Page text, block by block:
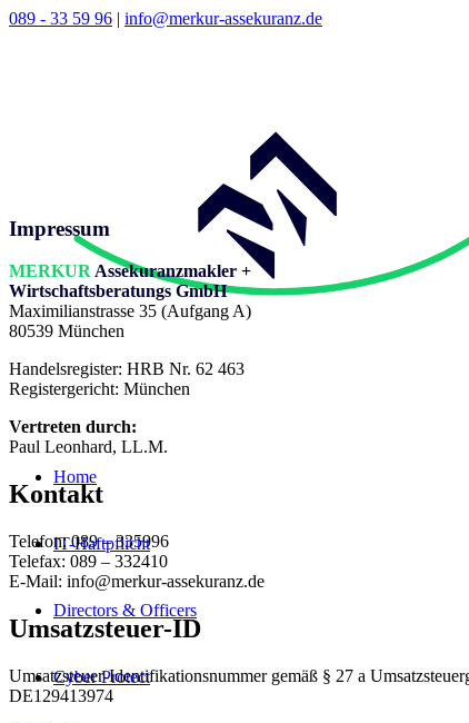
089 - 33 59 96 | info@merkur-assekuranz.de
Home
IT-Haftpflicht
Directors & Officers
Cyber Protect
Impressum
MERKURAssekuranzmakler +
Wirtschaftsberatungs GmbH
Maximilianstrasse 35 (Aufgang A)
80539 München
Handelsregister: HRB Nr. 62 463
Registergericht: München
Vertreten durch:
Paul Leonhard, LL.M.
Kontakt
Telefon: 089 – 335996
Telefax: 089 – 332410
E-Mail: info@merkur-assekuranz.de
Umsatzsteuer-ID
Umsatzsteuer-Identifikationsnummer gemäß § 27 a
DE129413974